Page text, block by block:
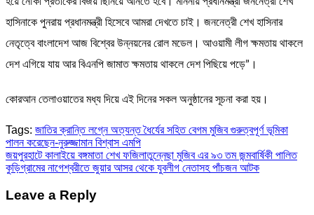
হাসিনাকে পুনরায় প্রধানমন্ত্রী হিসেবে আমরা দেখতে চাই। জননেত্রী শেখ হাসিনার
নেতৃত্বে বাংলাদেশ আজ বিশ্বের উন্নয়নের রোল মডেল। আওয়ামী লীগ ক্ষমতায় থাকলে
দেশ এগিয়ে যায় আর বিএনপি জামাত ক্ষমতায় থাকলে দেশ পিছিয়ে পড়ে”।
কোরআন তেলাওয়াতের মধ্য দিয়ে এই দিনের সকল অনুষ্ঠানের সূচনা করা হয়।
Tags: জাতির ক্রান্তি লগ্নে অত্যন্ত ধৈর্যের সহিত বেগম মুজিব গুরুত্বপূর্ণ ভূমিকা
পালন করেছেন-নুরুজ্জামান বিশ্বাস এমপি
Post
navigation
জয়পুরহাটে কালাইয়ে বঙ্গমাতা শেখ ফজিলাতুন্নেছা মুজিব এর ৯৩ তম জন্মবার্ষিকী পালিত
কুড়িগ্রামের নাগেশ্বরীতে জুয়ার আসর থেকে যুবলীগ নেতাসহ পাঁচজন আটক
Leave a Reply